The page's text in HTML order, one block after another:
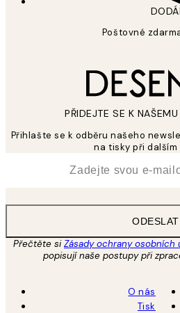
Poštovné
PŘIDEJTE SE K
Přihlašte se k odběru našeho
na tisky při dalším
ODESLAT
Přečtěte siZásady ochrany osobních
popisují naše postupy při
O nás
Tisk